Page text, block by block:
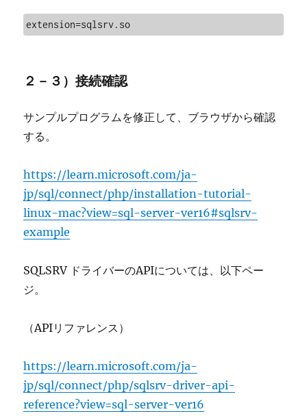
extension=sqlsrv.so
２－３）接続確認
サンプルプログラムを修正して、ブラウザから確認
する。
https://learn.microsoft.com/ja-
jp/sql/connect/php/installation-tutorial-
linux-mac?view=sql-server-ver16#sqlsrv-
example
SQLSRV ドライバーのAPIについては、以下ペー
ジ。
（APIリファレンス）
https://learn.microsoft.com/ja-
jp/sql/connect/php/sqlsrv-driver-api-
reference?view=sql-server-ver16